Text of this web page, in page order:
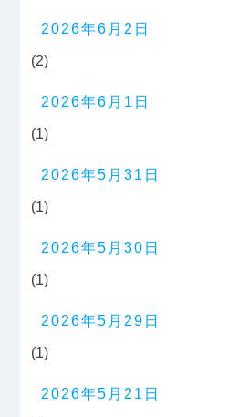
2026年6月2日
(2)
2026年6月1日
(1)
2026年5月31日
(1)
2026年5月30日
(1)
2026年5月29日
(1)
2026年5月21日